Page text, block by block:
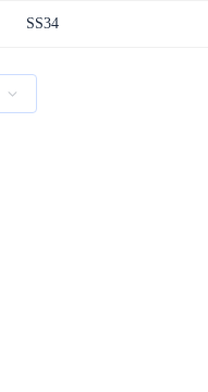
SS34